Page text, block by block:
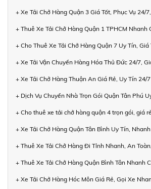
+ Xe Tải Chở Hàng Quận 3 Giá Tốt, Phục Vụ 24/
+ Thuê Xe Tải Chở Hàng Quận 1 TPHCM Nhanh
+ Cho Thuê Xe Tải Chở Hàng Quận 7 Uy Tín, Giá
+ Xe Tải Vận Chuyển Hàng Hóa Thủ Đức 24/7,
+ Xe Tải Chở Hàng Thuận An Giá Rẻ, Uy Tín 24/7
+ Dịch Vụ Chuyển Nhà Trọn Gói Quận Tân Phú
+ Cho thuê xe tải chở hàng quận 4 trọn gói, giá
+ Xe Tải Chở Hàng Quận Tân Bình Uy Tín,
+ Thuê Xe Tải Chở Hàng Đi Tỉnh Nhanh, An
+ Thuê Xe Tải Chở Hàng Quận Bình Tân Nhanh
+ Xe Tải Chở Hàng Hóc Môn Giá Rẻ, Gọi Xe